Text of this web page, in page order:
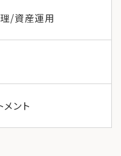
/資産運用
メント